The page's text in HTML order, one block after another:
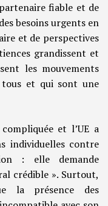
fiable et de
besoins urgents en
et de perspectives
grandissent et
les mouvements
et qui sont une
et l’UE a
individuelles contre
: elle demande
crédible ». Surtout,
la présence des